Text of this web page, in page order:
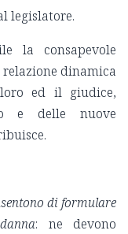
legislatore.
la consapevole
dinamica
ed il giudice,
e delle nuove
di formulare
: ne devono